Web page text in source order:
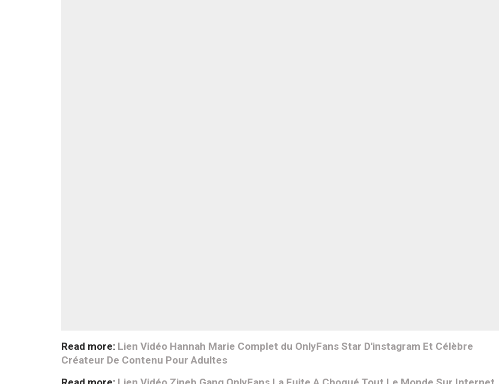
Read more: Lien Vidéo Hannah Marie Complet du OnlyFans Star D'instagram Et Célèbre
Créateur De Contenu Pour Adultes